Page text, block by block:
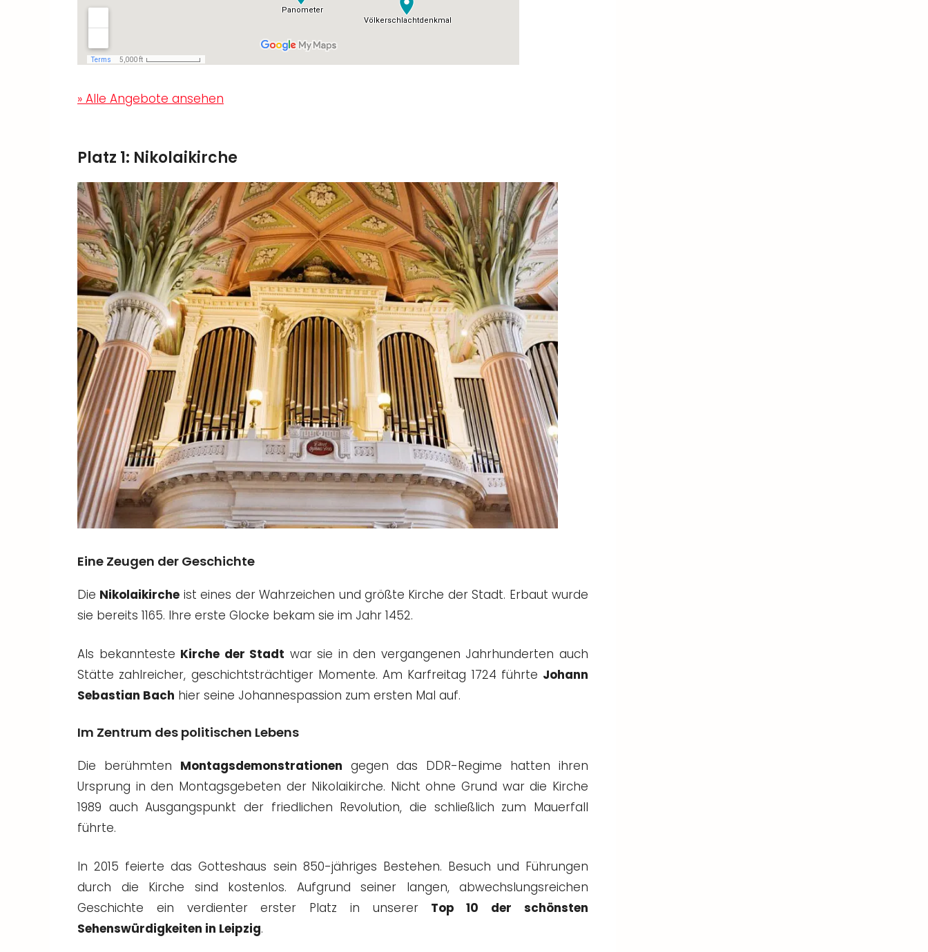
» Alle Angebote ansehen
Platz 1: Nikolaikirche
Eine Zeugen der Geschichte
Die Nikolaikirche ist eines der Wahrzeichen und größte Kirche der Stadt. Erbaut wurde
sie bereits 1165. Ihre erste Glocke bekam sie im Jahr 1452.
Als bekannteste Kirche der Stadt war sie in den vergangenen Jahrhunderten auch
Stätte zahlreicher, geschichtsträchtiger Momente. Am Karfreitag 1724 führte Johann
Sebastian Bach hier seine Johannespassion zum ersten Mal auf.
Im Zentrum des politischen Lebens
Die berühmten Montagsdemonstrationen gegen das DDR-Regime hatten ihren
Ursprung in den Montagsgebeten der Nikolaikirche. Nicht ohne Grund war die Kirche
1989 auch Ausgangspunkt der friedlichen Revolution, die schließlich zum Mauerfall
führte.
In 2015 feierte das Gotteshaus sein 850-jähriges Bestehen. Besuch und Führungen
durch die Kirche sind kostenlos. Aufgrund seiner langen, abwechslungsreichen
Geschichte ein verdienter erster Platz in unsererTop 10 der schönsten
Sehenswürdigkeiten in Leipzig.